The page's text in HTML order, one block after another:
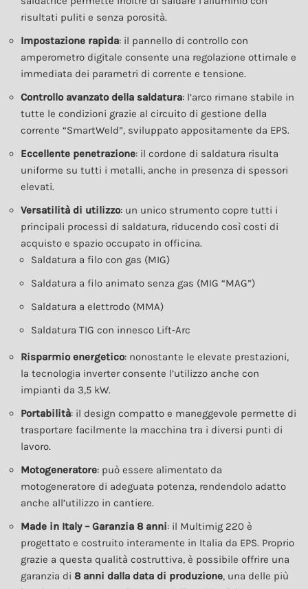
risultati puliti e senza porosità.
Impostazione rapida: il pannello di controllo con
amperometro digitale consente una regolazione ottimale e
immediata dei parametri di corrente e tensione.
Controllo avanzato della saldatura: l’arco rimane stabile in
tutte le condizioni grazie al circuito di gestione della
corrente “SmartWeld”, sviluppato appositamente da EPS.
Eccellente penetrazione: il cordone di saldatura risulta
uniforme su tutti i metalli, anche in presenza di spessori
elevati.
Versatilità di utilizzo: un unico strumento copre tutti i
principali processi di saldatura, riducendo così costi di
acquisto e spazio occupato in officina.
Saldatura a filo con gas (MIG)
Saldatura a filo animato senza gas (MIG “MAG”)
Saldatura a elettrodo (MMA)
Saldatura TIG con innesco Lift‑Arc
Risparmio energetico: nonostante le elevate prestazioni,
la tecnologia inverter consente l’utilizzo anche con
impianti da 3,5 kW.
Portabilità: il design compatto e maneggevole permette di
trasportare facilmente la macchina tra i diversi punti di
lavoro.
Motogeneratore: può essere alimentato da
motogeneratore di adeguata potenza, rendendolo adatto
anche all’utilizzo in cantiere.
Made in Italy – Garanzia 8 anni: il Multimig 220 è
progettato e costruito interamente in Italia da EPS. Proprio
grazie a questa qualità costruttiva, è possibile offrire una
garanzia di 8 anni dalla data di produzione, una delle più